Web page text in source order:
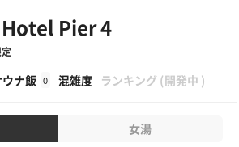
Pier 4
ナ飯 0 混雑度 ランキング (開発中 )
女湯